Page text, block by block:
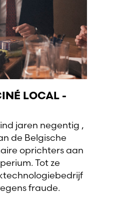
LOCAL -
jaren negentig ,
de Belgische
oprichters aan
Tot ze
fraude.